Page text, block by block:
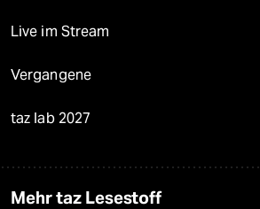
Live im Stream
Vergangene
taz lab 2027
Mehr taz Lesestoff